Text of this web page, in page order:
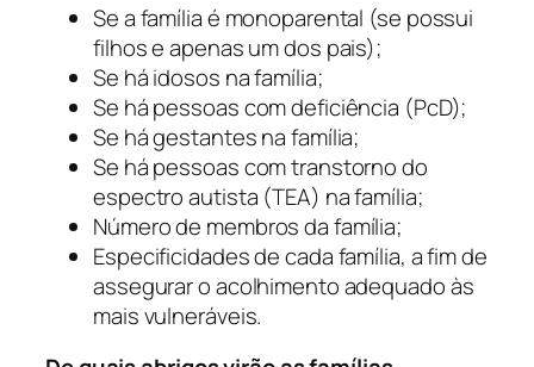
Se a família é monoparental (se possui
filhos e apenas um dos pais);
Se há idosos na família;
Se há pessoas com deficiência (PcD);
Se há gestantes na família;
Se há pessoas com transtorno do
espectro autista (TEA) na família;
Número de membros da família;
Especificidades de cada família, a fim de
assegurar o acolhimento adequado às
mais vulneráveis.